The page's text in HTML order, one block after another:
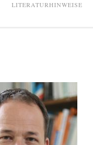
LITERATURHINWEISE